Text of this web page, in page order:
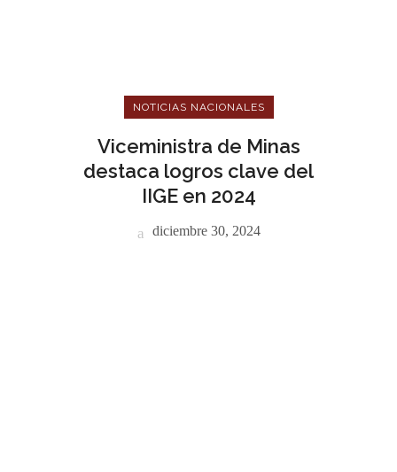
NOTICIAS NACIONALES
Viceministra de Minas
destaca logros clave del
IIGE en 2024
diciembre 30, 2024